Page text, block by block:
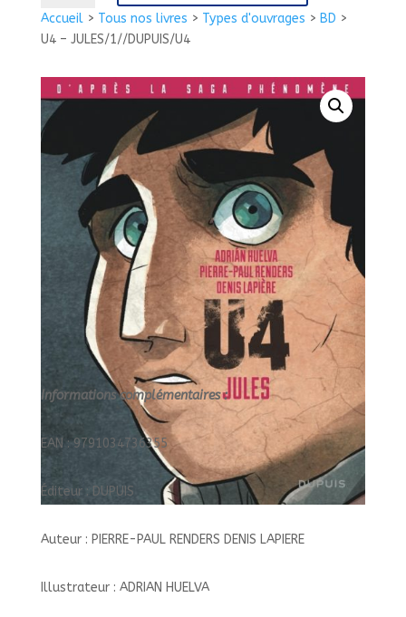
Accueil> Tous nos livres > Types d'ouvrages > BD >
U4 – JULES/1//DUPUIS/U4
U4
-
Informations complémentaires :
EAN : 9791034736355
Éditeur : DUPUIS
Auteur : PIERRE-PAUL RENDERS DENIS LAPIERE
Illustrateur : ADRIAN HUELVA